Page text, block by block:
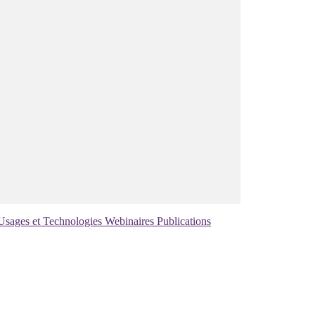
et Technologies Webinaires Publications